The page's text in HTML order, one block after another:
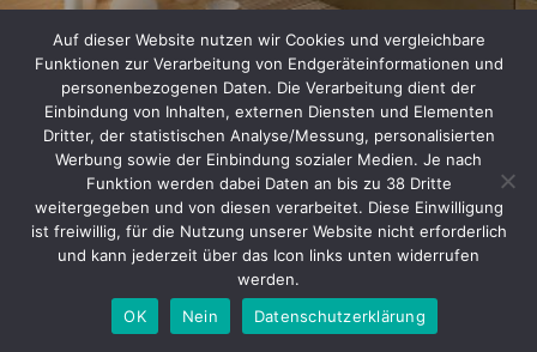
Auf dieser Website nutzen wir Cookies und vergleichbare
Funktionen zur Verarbeitung von Endgeräteinformationen und
personenbezogenen Daten. Die Verarbeitung dient der
Einbindung von Inhalten, externen Diensten und Elementen
Dritter, der statistischen Analyse/Messung, personalisierten
Werbung sowie der Einbindung sozialer Medien. Je nach
Funktion werden dabei Daten an bis zu 38 Dritte
weitergegeben und von diesen verarbeitet. Diese Einwilligung
ist freiwillig, für die Nutzung unserer Website nicht erforderlich
und kann jederzeit über das Icon links unten widerrufen
werden.
OK
Nein Datenschutzerklärung